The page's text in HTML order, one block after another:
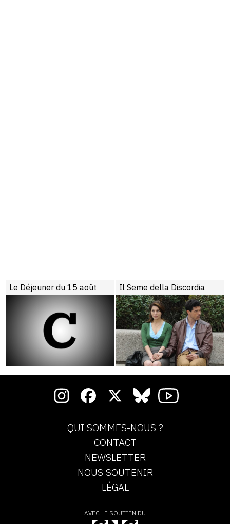
15 août Il Seme della Discordia Teza
QUI SOMMES-NOUS ?
CONTACT
NEWSLETTER
NOUS SOUTENIR
LÉGAL
AVEC LE SOUTIEN DU